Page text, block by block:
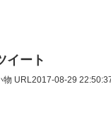
イート
物 URL2017-08-29